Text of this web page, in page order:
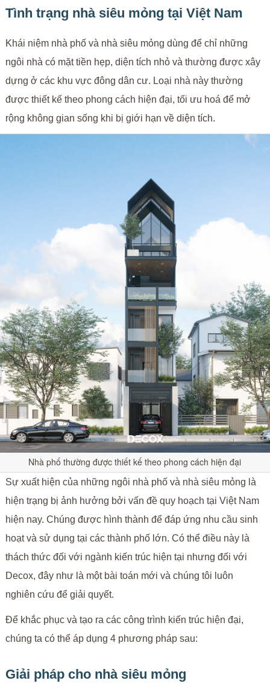
Tình trạng nhà siêu mỏng tại Việt Nam
Khái niệm nhà phố và nhà siêu mỏng dùng để chỉ những
ngôi nhà có mặt tiền hẹp, diện tích nhỏ và thường được xây
dựng ở các khu vực đông dân cư. Loại nhà này thường
được thiết kế theo phong cách hiện đại, tối ưu hoá để mở
rộng không gian sống khi bị giới hạn về diện tích.
Nhà phố thường được thiết kế theo phong cách hiện đại
Sự xuất hiện của những ngôi nhà phố và nhà siêu mỏng là
hiện trạng bị ảnh hưởng bởi vấn đề quy hoạch tại Việt Nam
hiện nay. Chúng được hình thành để đáp ứng nhu cầu sinh
hoạt và sử dụng tại các thành phố lớn. Có thể điều này là
thách thức đối với ngành kiến trúc hiện tại nhưng đối với
Decox, đây như là một bài toán mới và chúng tôi luôn
nghiên cứu để giải quyết.
Để khắc phục và tạo ra các công trình kiến trúc hiện đại,
chúng ta có thể áp dụng 4 phương pháp sau:
Giải pháp cho nhà siêu mỏng